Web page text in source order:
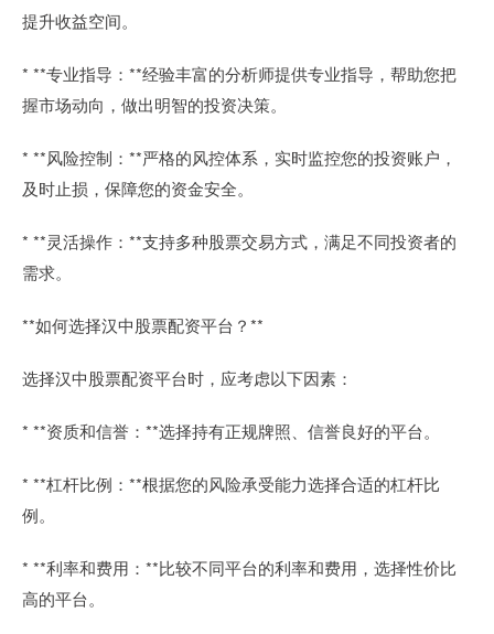
提升收益空间。
* **专业指导：**经验丰富的分析师提供专业指导，帮助您把
握市场动向，做出明智的投资决策。
* **风险控制：**严格的风控体系，实时监控您的投资账户，
及时止损，保障您的资金安全。
* **灵活操作：**支持多种股票交易方式，满足不同投资者的
需求。
**如何选择汉中股票配资平台？**
选择汉中股票配资平台时，应考虑以下因素：
* **资质和信誉：**选择持有正规牌照、信誉良好的平台。
* **杠杆比例：**根据您的风险承受能力选择合适的杠杆比
例。
* **利率和费用：**比较不同平台的利率和费用，选择性价比
高的平台。